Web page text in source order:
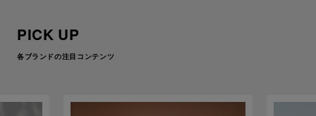
PICK UP
各ブランドの注目コンテンツ